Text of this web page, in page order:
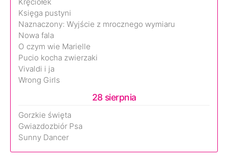
Księga pustyni
Naznaczony: Wyjście z mrocznego wymiaru
Nowa fala
O czym wie Marielle
Pucio kocha zwierzaki
Vivaldi i ja
Wrong Girls
28 sierpnia
Gorzkie święta
Gwiazdozbiór Psa
Sunny Dancer